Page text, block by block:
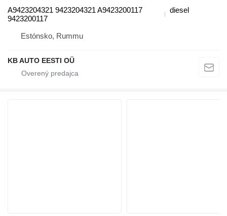
A9423204321 9423204321 A9423200117
9423200117
diesel
Estónsko, Rummu
KB AUTO EESTI OÜ